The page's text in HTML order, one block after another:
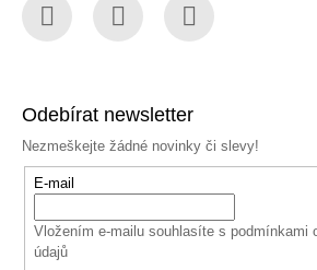
Odebírat newsletter
Nezmeškejte žádné novinky či slevy!
E-mail
Vložením e-mailu souhlasíte s podmínkami
údajů